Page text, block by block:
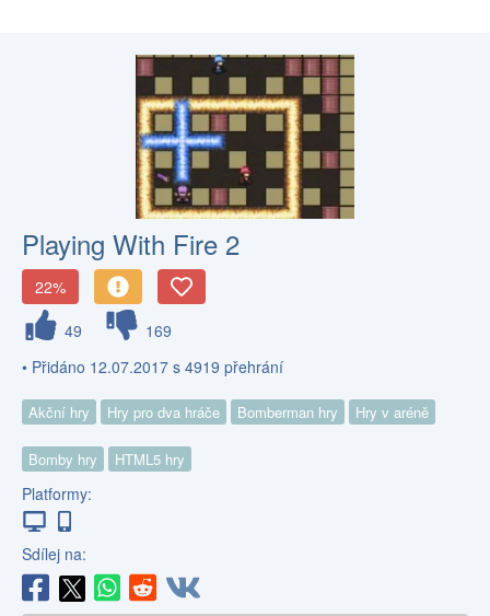
Playing With Fire 2
22%
49
169
• Přidáno 12.07.2017 s 4919 přehrání
Akční hry Hry pro dva hráče Bomberman hry Hry v aréně
Bomby hry HTML5 hry
Platformy:
Sdílej na: